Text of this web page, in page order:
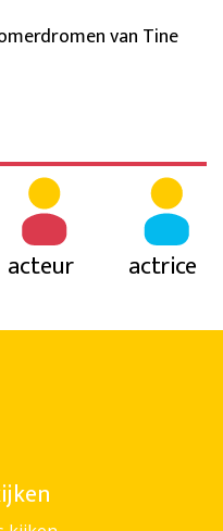
van Tine
acteur actrice